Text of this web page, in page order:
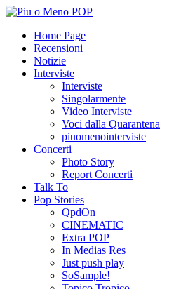
Home Page
Recensioni
Notizie
Interviste
Interviste
Singolarmente
Video Interviste
Voci dalla Quarantena
piuomenointerviste
Concerti
Photo Story
Report Concerti
Talk To
Pop Stories
QpdOn
CINEMATIC
Extra POP
In Medias Res
Just push play
SoSample!